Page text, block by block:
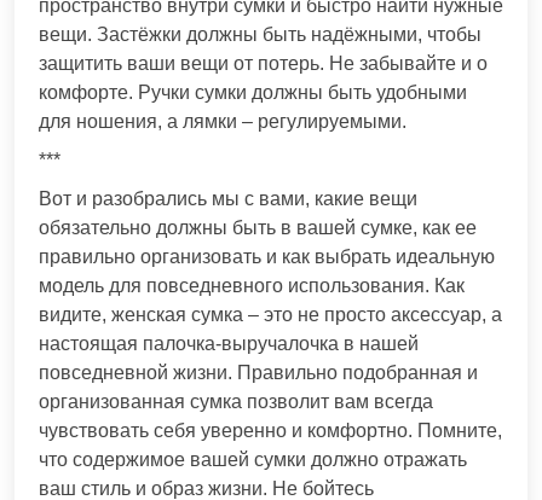
пространство внутри сумки и быстро найти нужные
вещи. Застёжки должны быть надёжными, чтобы
защитить ваши вещи от потерь. Не забывайте и о
комфорте. Ручки сумки должны быть удобными
для ношения, а лямки – регулируемыми.
***
Вот и разобрались мы с вами, какие вещи
обязательно должны быть в вашей сумке, как ее
правильно организовать и как выбрать идеальную
модель для повседневного использования. Как
видите, женская сумка – это не просто аксессуар, а
настоящая палочка-выручалочка в нашей
повседневной жизни. Правильно подобранная и
организованная сумка позволит вам всегда
чувствовать себя уверенно и комфортно. Помните,
что содержимое вашей сумки должно отражать
ваш стиль и образ жизни. Не бойтесь